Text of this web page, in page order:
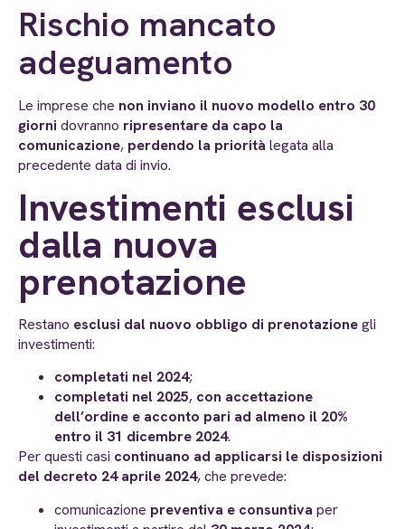
Rischio mancato
adeguamento
Le imprese che non inviano il nuovo modello entro 30
giorni dovranno ripresentare da capo la
comunicazione, perdendo la priorità legata alla
precedente data di invio.
Investimenti esclusi
dalla nuova
prenotazione
Restano esclusi dal nuovo obbligo di prenotazionegli
investimenti:
completati nel 2024;
completati nel 2025, con accettazione
dell’ordine e acconto pari ad almeno il 20%
entro il 31 dicembre 2024.
Per questi casi continuano ad applicarsi le disposizioni
del decreto 24 aprile 2024, che prevede:
comunicazione preventiva e consuntiva per